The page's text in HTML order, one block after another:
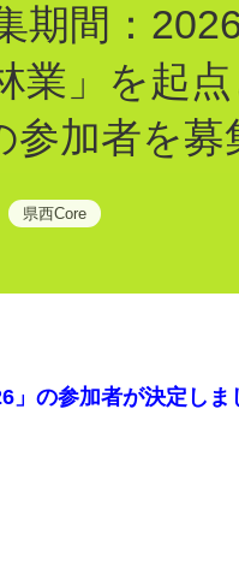
期間：
業」を起
加者を募
県西Core
」の参加者が決定しま